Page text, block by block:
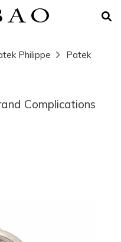
Philippe
Patek
Complications